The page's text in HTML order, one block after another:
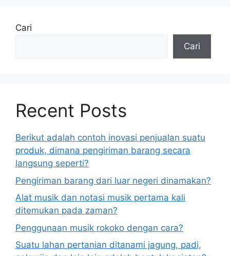
Cari
Cari
Recent Posts
Berikut adalah contoh inovasi penjualan suatu
produk, dimana pengiriman barang secara
langsung seperti?
Pengiriman barang dari luar negeri dinamakan?
Alat musik dan notasi musik pertama kali
ditemukan pada zaman?
Penggunaan musik rokoko dengan cara?
Suatu lahan pertanian ditanami jagung, padi,